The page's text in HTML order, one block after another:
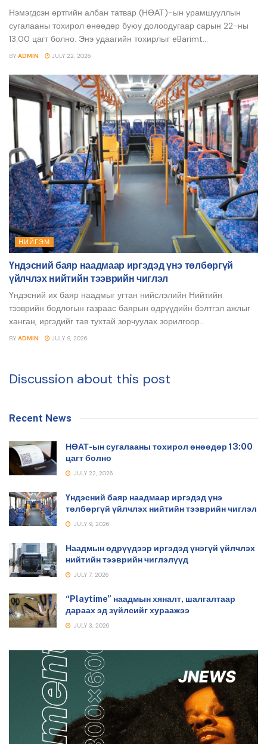
Нэмэгдсэн өртгийн албан татвар (НӨАТ)-ын урамшууллын
сугалааны тохирол өнөөдөр буюу долоодугаар сарын 22-ны
13:00 цагт болно. Энэ удаагийн тохирлыг eBarimt...
BY ADMIN JULY 22, 2026
НИЙГЭМ
Үндэсний баяр наадмаар иргэдэд үнэ төлбөргүй
үйлчлэх нийтийн тээврийн чиглэл
Үндэсний их баяр наадмыг угтан нийслэлийн Нийтийн
тээврийн бодлогын газраас баярын өдрүүдийн бэлтгэл ажлыг
ханган, иргэдийг тав тухтай зорчуулах зорилгоор...
BY ADMIN JULY 9, 2026
Discussion about this post
Recent News
НӨАТ-ын сугалааны тохирол өнөөдөр 13:00
цагт болно
JULY 22, 2026
Үндэсний баяр наадмаар иргэдэд үнэ
төлбөргүй үйлчлэх нийтийн тээврийн чиглэл
JULY 9, 2026
Наадмын өдрүүдээр иргэдэд үнэгүй үйлчлэх
нийтийн тээврийн чиглэлүүд
JULY 7, 2026
“Playtime” наадмын хяналт, шалгалтаар
дараах эд зүйлсийг хураажээ
JULY 3, 2026